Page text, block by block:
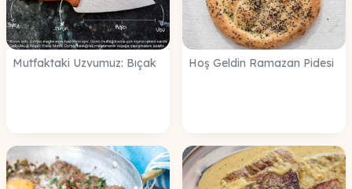
Mutfaktaki Uzvumuz: Bıçak Hoş Geldin Ramazan Pidesi